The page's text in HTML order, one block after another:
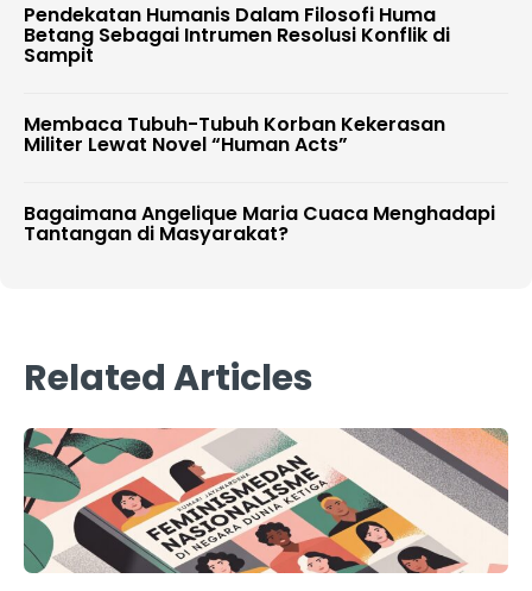
Pendekatan Humanis Dalam Filosofi Huma
Betang Sebagai Intrumen Resolusi Konflik di
Sampit
Membaca Tubuh-Tubuh Korban Kekerasan
Militer Lewat Novel “Human Acts”
Bagaimana Angelique Maria Cuaca Menghadapi
Tantangan di Masyarakat?
Related Articles